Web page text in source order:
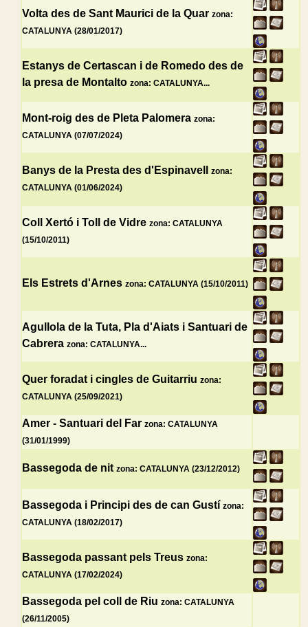
Volta des de Sant Maurici de la Quar zona:
CATALUNYA (28/01/2017)
Estanys de Certascan i de Romedo des de
la presa de Montalto zona: CATALUNYA...
Mont-roig des de Pleta Palomera zona:
CATALUNYA (07/07/2024)
Banys de la Presta des d'Espinavell
zona:
CATALUNYA (01/06/2024)
Coll Xertó i Toll de Vidre zona: CATALUNYA
(15/10/2011)
Els Estrets d'Arnes zona: CATALUNYA (15/10/2011)
Agullola de la Tuta, Pla d'Aiats i Santuari de
Cabrera zona: CATALUNYA...
Quer foradat i cingles de Guitarriu zona:
CATALUNYA (25/09/2021)
Amer - Santuari del Far zona: CATALUNYA
(31/01/1999)
Bassegoda de nit zona: CATALUNYA (23/12/2012)
Bassegoda i Principi des de can Gustí zona:
CATALUNYA (18/02/2017)
Bassegoda passant pels Treus zona:
CATALUNYA (17/02/2024)
Bassegoda pel coll de Riu zona: CATALUNYA
(26/11/2005)